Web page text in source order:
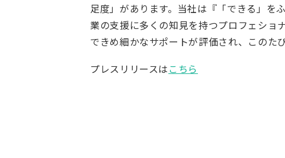
足度」があります。当社は『「できる」を
業の支援に多くの知見を持つプロフェショ
できめ細かなサポートが評価され、このた
プレスリリースはこちら